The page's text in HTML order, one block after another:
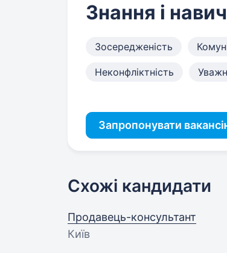
Знання і
Зосередженість
Неконфліктність
Запропонувати
Схожі кандидати
Продавець-консультант
Київ